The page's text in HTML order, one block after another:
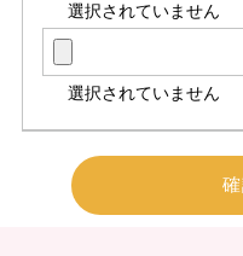
選択されていません
選択されていません